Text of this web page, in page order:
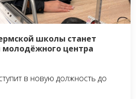
школы станет
центра
в новую должность до